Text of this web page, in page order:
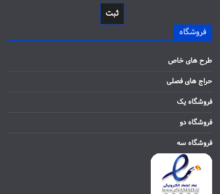
ثبت
فروشگاه
طرح های خاص
حراج های فصلی
فروشگاه یک
فروشگاه دو
فروشگاه سه